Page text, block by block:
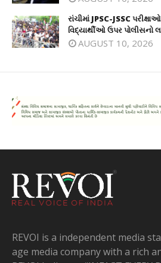
રાંચીમાં JPSC-JSSC
વિદ્યાર્થીઓ ઉપર પોલીસનો
AUGUST 10, 2026
REVOI is a independent media
age media company with a rich